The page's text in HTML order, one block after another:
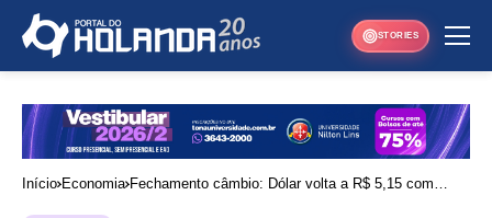
STORIES
Início Economia Fechamento câmbio: Dólar volta a R$ 5,15 com